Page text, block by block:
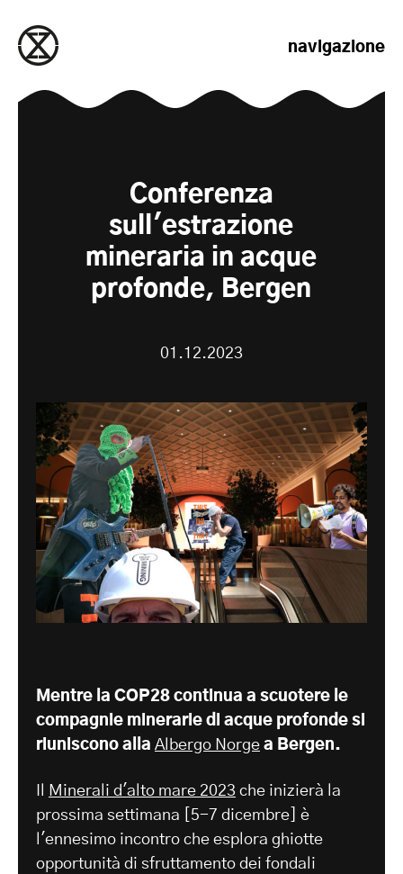
navigazione
Conferenza
sull'estrazione
mineraria in acque
profonde, Bergen
01.12.2023
Mentre la COP28 continua a scuotere le
compagnie minerarie di acque profonde si
riuniscono alla Albergo Norge a Bergen.
Minerali d'alto mare 2023 che inizierà la
prossima settimana [5-7 dicembre] è
l'ennesimo incontro che esplora ghiotte
opportunità di sfruttamento dei fondali